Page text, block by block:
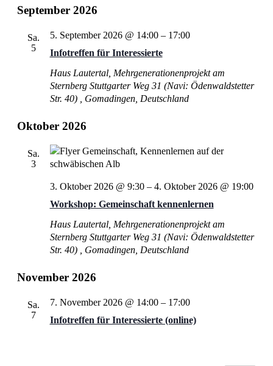
wählen.
September 2026
Sa.
5
Infotreffen für Interessierte
5. September 2026 @ 14:00– 17:00
Haus Lautertal, Mehrgenerationenprojekt am
Sternberg Stuttgarter Weg 31 (Navi: Ödenwaldstetter
Str. 40) , Gomadingen, Deutschland
Oktober 2026
Sa.
3
Workshop: Gemeinschaft kennenlernen
3. Oktober 2026 @ 9:30– 4. Oktober 2026 @ 19:00
Haus Lautertal, Mehrgenerationenprojekt am
Sternberg Stuttgarter Weg 31 (Navi: Ödenwaldstetter
Str. 40) , Gomadingen, Deutschland
November 2026
Sa.
7
Infotreffen für Interessierte (online)
7. November 2026 @ 14:00– 17:00